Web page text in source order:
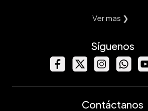
Ver mas ❯
Síguenos
Contáctanos